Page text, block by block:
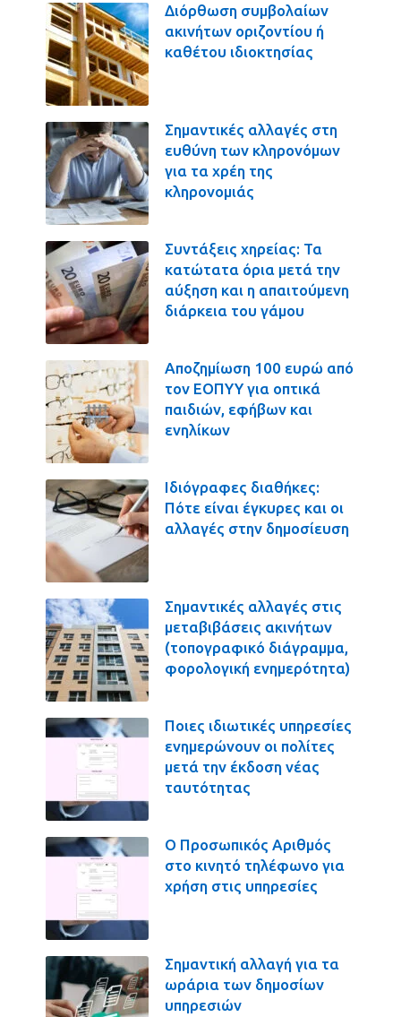
Διόρθωση συμβολαίων
ακινήτων οριζοντίου ή
καθέτου ιδιοκτησίας
Σημαντικές αλλαγές στη
ευθύνη των κληρονόμων
για τα χρέη της
κληρονομιάς
Συντάξεις χηρείας: Τα
κατώτατα όρια μετά την
αύξηση και η απαιτούμενη
διάρκεια του γάμου
Αποζημίωση 100 ευρώ από
τον ΕΟΠΥΥ για οπτικά
παιδιών, εφήβων και
ενηλίκων
Ιδιόγραφες διαθήκες:
Πότε είναι έγκυρες και οι
αλλαγές στην δημοσίευση
Σημαντικές αλλαγές στις
μεταβιβάσεις ακινήτων
(τοπογραφικό διάγραμμα,
φορολογική ενημερότητα)
Ποιες ιδιωτικές υπηρεσίες
ενημερώνουν οι πολίτες
μετά την έκδοση νέας
ταυτότητας
Ο Προσωπικός Αριθμός
στο κινητό τηλέφωνο για
χρήση στις υπηρεσίες
Σημαντική αλλαγή για τα
ωράρια των δημοσίων
υπηρεσιών